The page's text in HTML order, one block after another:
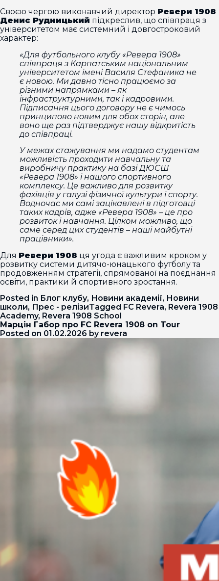
Своєю чергою виконавчий директор Ревери 1908
Денис Рудницький підкреслив, що співпраця з
університетом має системний і довгостроковий
характер:
«Для футбольного клубу «Ревера 1908»
співпраця з Карпатським національним
університетом імені Василя Стефаника не
є новою. Ми давно тісно працюємо за
різними напрямками – як
інфраструктурними, так і кадровими.
Підписання цього договору не є чимось
принципово новим для обох сторін, але
воно ще раз підтверджує нашу відкритість
до співпраці.
У межах стажування ми надамо студентам
можливість проходити навчальну та
виробничу практику на базі ДЮСШ
«Ревера 1908» і нашого спортивного
комплексу. Це важливо для розвитку
фахівців у галузі фізичної культури і спорту.
Водночас ми самі зацікавлені в підготовці
таких кадрів, адже «Ревера 1908» – це про
розвиток і навчання. Цілком можливо, що
саме серед цих студентів – наші майбутні
працівники».
Для Ревери 1908 ця угода є важливим кроком у
розвитку системи дитячо-юнацького футболу та
продовженням стратегії, спрямованої на поєднання
освіти, практики й спортивного зростання.
Posted in Блог клубу, Новини академії, Новини
школи, Прес - релізиTagged FC Revera, Revera 1908
Academy, Revera 1908 School
Марцін Габор про FC Revera 1908 on Tour
Posted on 01.02.2026 by revera